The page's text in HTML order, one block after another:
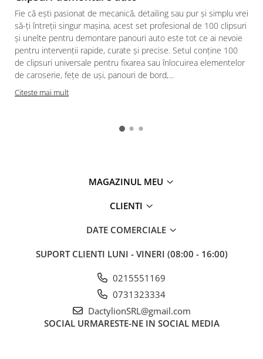
Fie că ești pasionat de mecanică, detailing sau pur și simplu vrei
să-ți întreții singur mașina, acest set profesional de 100 clipsuri
și unelte pentru demontare panouri auto este tot ce ai nevoie
pentru intervenții rapide, curate și precise. Setul conține 100
de clipsuri universale pentru fixarea sau înlocuirea elementelor
de caroserie, fețe de uși, panouri de bord,...
Citeste mai mult
MAGAZINUL MEU
CLIENTI
DATE COMERCIALE
SUPORT CLIENTI LUNI - VINERI (08:00 - 16:00)
0215551169
0731323334
DactylionSRL@gmail.com
SOCIAL URMARESTE-NE IN SOCIAL MEDIA